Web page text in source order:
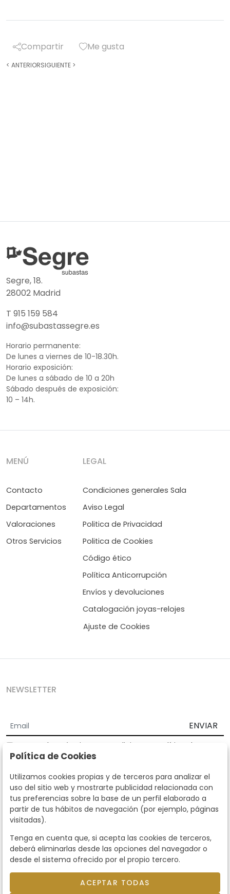
Compartir Me gusta
< ANTERIORSIGUIENTE >
Segre, 18.
28002 Madrid
T 915 159 584
info@subastassegre.es
Horario permanente:
De lunes a viernes de 10-18.30h.
Horario exposición:
De lunes a sábado de 10 a 20h
Sábado después de exposición:
10 – 14h.
MENÚ
Contacto
Departamentos
Valoraciones
Otros Servicios
LEGAL
Condiciones generales Sala
Aviso Legal
Politica de Privacidad
Politica de Cookies
Código ético
Política Anticorrupción
Envíos y devoluciones
Catalogación joyas-relojes
Ajuste de Cookies
NEWSLETTER
ENVIAR
Acepto los Términos y Condiciones
Política de
privacidad
Según la LOPD y disposiciones de desarrollo, informamos que sus
datos personales serán tratados por parte de Subastas Segre con la
finalidad de gestionar la relación comercial. Puede ejercitar los
derechos de acceso, rectificación, cancelación, oposición y demás
derechos en los términos establecidos en la normativa vigente
dirigiéndote a nosotros. Asimismo, nos puede solicitar el envío de
llamando al teléfono 915159584 o enviando un e-mail a
info@subastassegre.es
Este sitio está protegido por reCAPTCHA y se aplican la
Términos de servicio de Google.
Política de Cookies
Utilizamos cookies propias y de terceros para analizar el
uso del sitio web y mostrarte publicidad relacionada con
tus preferencias sobre la base de un perfil elaborado a
partir de tus hábitos de navegación (por ejemplo, páginas
visitadas).
Tenga en cuenta que, si acepta las cookies de terceros,
deberá eliminarlas desde las opciones del navegador o
desde el sistema ofrecido por el propio tercero.
ACEPTAR TODAS